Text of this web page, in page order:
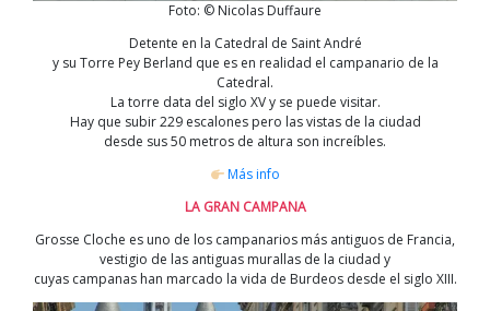
Foto: © Nicolas Duffaure
Detente en la Catedral de Saint André
y su Torre Pey Berland que es en realidad el campanario de la
Catedral.
La torre data del siglo XV y se puede visitar.
Hay que subir 229 escalones pero las vistas de la ciudad
desde sus 50 metros de altura son increíbles.
Más info
LA GRAN CAMPANA
Grosse Cloche es uno de los campanarios más antiguos de Francia,
vestigio de las antiguas murallas de la ciudad y
cuyas campanas han marcado la vida de Burdeos desde el siglo XIII.